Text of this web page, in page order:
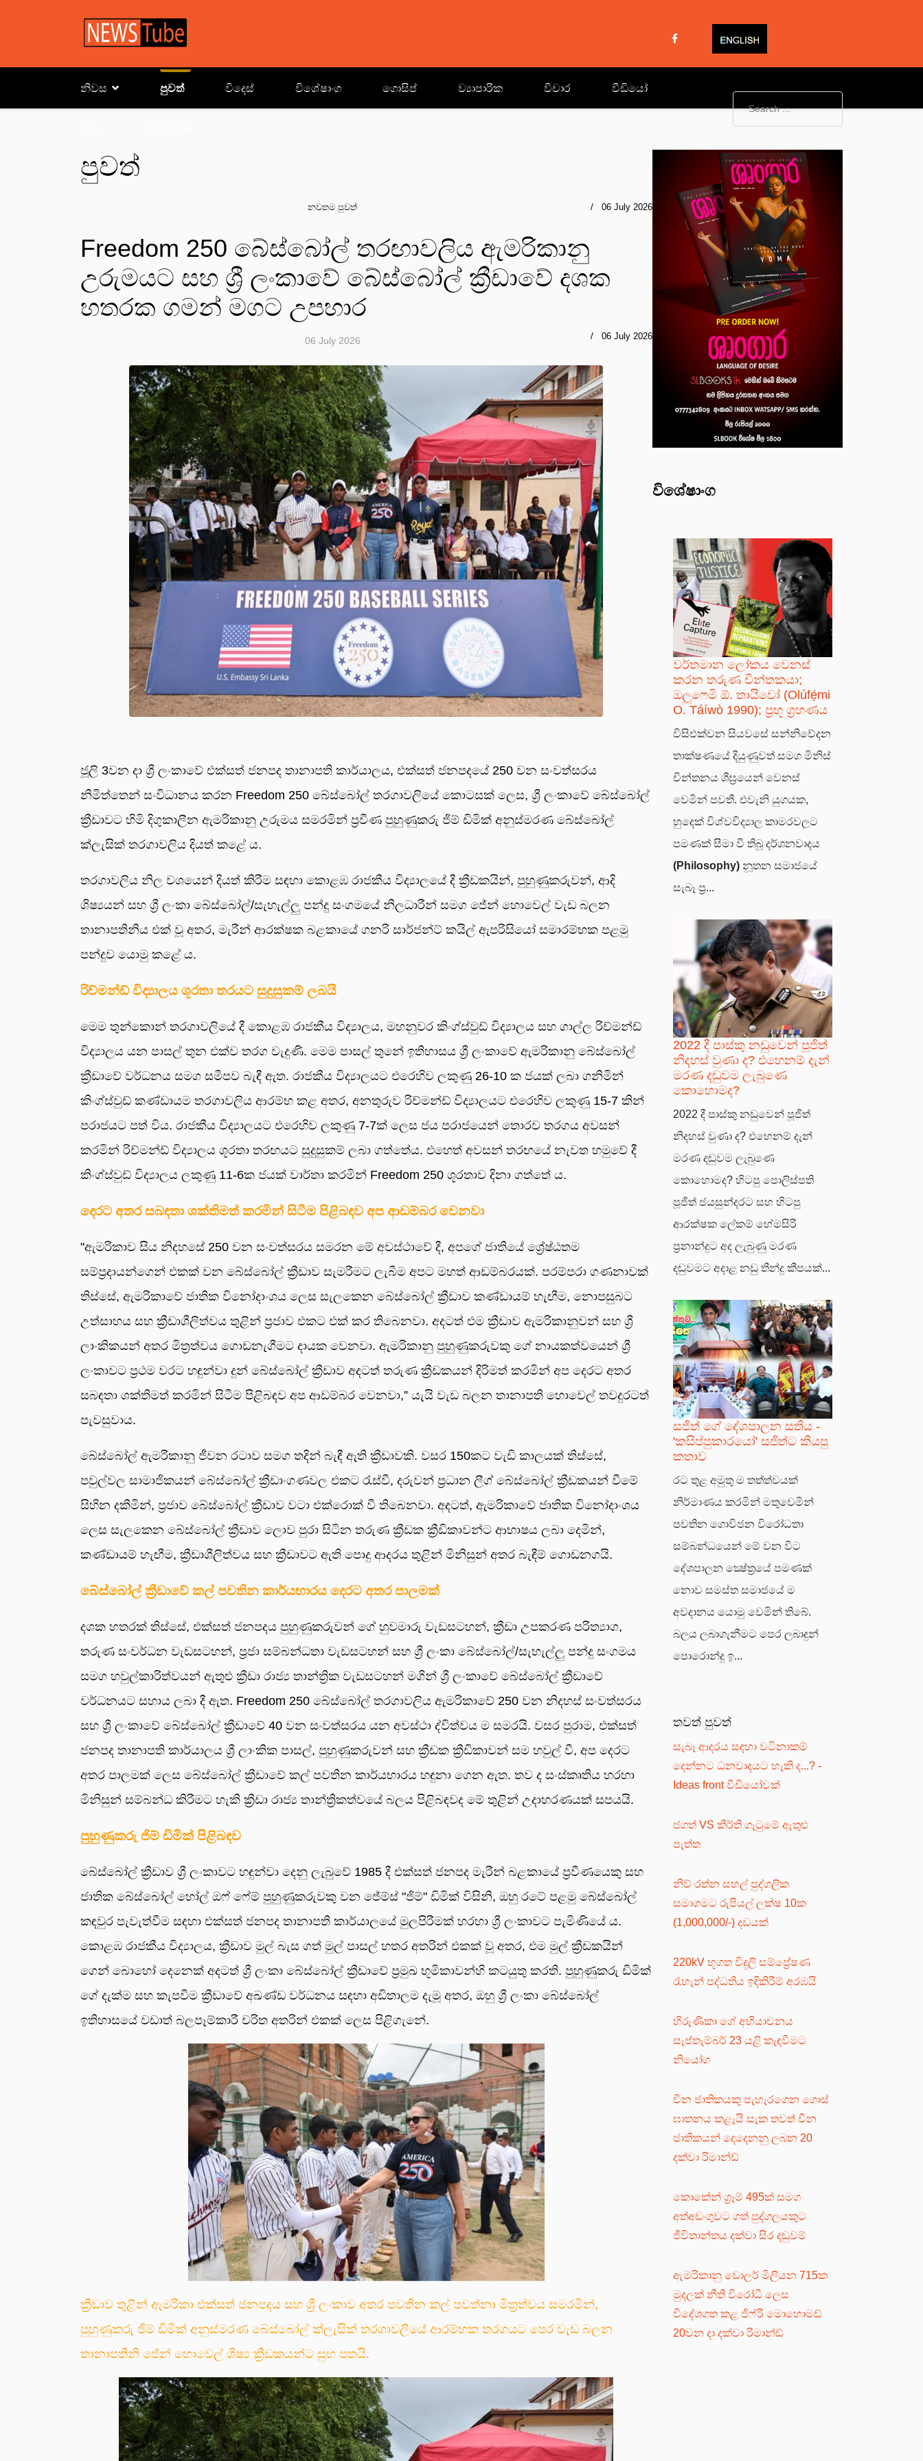
නිවස පුවත් විදෙස් විශේෂාංග ගොසිප් ව්‍යාපාරික විචාර වීඩියෝ
පුවත්
නවතම පුවත් 06 July 2026
Freedom 250 බේස්බෝල් තරඟාවලිය ඇමරිකානු
උරුමයට සහ ශ්‍රී ලංකාවේ බේස්බෝල් ක්‍රීඩාවේ දශක
හතරක ගමන් මගට උපහාර
06 July 2026 06 July 2026
ජූලි 3වන දා ශ්‍රී ලංකාවේ එක්සත් ජනපද තානාපති කාර්යාලය, එක්සත් ජනපදයේ 250 වන සංවත්සරය
නිමිත්තෙන් සංවිධානය කරන Freedom 250 බේස්බෝල් තරගාවලියේ කොටසක් ලෙස, ශ්‍රී ලංකාවේ බේස්බෝල්
ක්‍රීඩාවට හිමි දිගුකාලීන ඇමරිකානු උරුමය සමරමින් ප්‍රවීණ පුහුණුකරු ජිම් ඩිමික් අනුස්මරණ බේස්බෝල්
ක්ලැසික් තරගාවලිය දියත් කළේ ය.
තරගාවලිය නිල වශයෙන් දියත් කිරීම සඳහා කොළඹ රාජකීය විද්‍යාලයේ දී ක්‍රීඩකයින්, පුහුණුකරුවන්, ආදි
ශිෂ්‍යයන් සහ ශ්‍රී ලංකා බේස්බෝල්/සැහැල්ලු පන්දු සංගමයේ නිලධාරීන් සමග ජේන් හොවෙල් වැඩ බලන
තානාපතිනිය එක් වූ අතර, මැරීන් ආරක්ෂක බළකායේ ගනරි සාර්ජන්ට් කයිල් ඇපරිසියෝ සමාරම්භක පළමු
පන්දුව යොමු කළේ ය.
රිච්මන්ඩ් විද්‍යාලය ශූරතා තරයට සුදුසුකම් ලබයි
මෙම තුන්කොන් තරගාවලියේ දී කොළඹ රාජකීය විද්‍යාලය, මහනුවර කිංග්ස්වුඩ් විද්‍යාලය සහ ගාල්ල රිච්මන්ඩ්
විද්‍යාලය යන පාසල් තුන එක්ව තරග වැදුණි. මෙම පාසල් තුනේ ඉතිහාසය ශ්‍රී ලංකාවේ ඇමරිකානු බේස්බෝල්
ක්‍රීඩාවේ වර්ධනය සමග සමීපව බැඳී ඇත. රාජකීය විද්‍යාලයට එරෙහිව ලකුණු 26-10 ක ජයක් ලබා ගනිමින්
කිංග්ස්වුඩ් කණ්ඩායම තරගාවලිය ආරම්භ කළ අතර, අනතුරුව රිච්මන්ඩ් විද්‍යාලයට එරෙහිව ලකුණු 15-7 කින්
පරාජයට පත් විය. රාජකීය විද්‍යාලයට එරෙහිව ලකුණු 7-7ක් ලෙස ජය පරාජයෙන් තොරව තරගය අවසන්
කරමින් රිච්මන්ඩ් විද්‍යාලය ශූරතා තරඟයට සුදුසුකම් ලබා ගත්තේය. එහෙත් අවසන් තරඟයේ නැවත හමුවේ දී
කිංග්ස්වුඩ් විද්‍යාලය ලකුණු 11-6ක ජයක් වාර්තා කරමින් Freedom 250 ශූරතාව දිනා ගත්තේ ය.
දෙරට අතර සබඳතා ශක්තිමත් කරමින් සිටීම පිළිබඳව අප ආඩම්බර වෙනවා
"ඇමරිකාව සිය නිදහසේ 250 වන සංවත්සරය සමරන මේ අවස්ථාවේ දී, අපගේ ජාතියේ ශ්‍රේෂ්ඨතම
සම්ප්‍රදායන්ගෙන් එකක් වන බේස්බෝල් ක්‍රීඩාව සැමරීමට ලැබීම අපට මහත් ආඩම්බරයක්. පරම්පරා ගණනාවක්
තිස්සේ, ඇමරිකාවේ ජාතික විනෝදාංශය ලෙස සැලකෙන බේස්බෝල් ක්‍රීඩාව කණ්ඩායම් හැඟීම, නොපසුබට
උත්සාහය සහ ක්‍රීඩාශීලිත්වය තුළින් ප්‍රජාව එකට එක් කර තිබෙනවා. අදටත් එම ක්‍රීඩාව ඇමරිකානුවන් සහ ශ්‍රී
ලාංකිකයන් අතර මිත්‍රත්වය ගොඩනැගීමට දායක වෙනවා. ඇමරිකානු පුහුණුකරුවකු ගේ නායකත්වයෙන් ශ්‍රී
ලංකාවට ප්‍රථම වරට හඳුන්වා දුන් බේස්බෝල් ක්‍රීඩාව අදටත් තරුණ ක්‍රීඩකයන් දිරිමත් කරමින් අප දෙරට අතර
සබඳතා ශක්තිමත් කරමින් සිටීම පිළිබඳව අප ආඩම්බර වෙනවා,” යැයි වැඩ බලන තානාපති හොවෙල් තවදුරටත්
පැවසුවාය.
බේස්බෝල් ඇමරිකානු ජීවන රටාව සමග තදින් බැඳී ඇති ක්‍රීඩාවකි. වසර 150කට වැඩි කාලයක් තිස්සේ,
පවුල්වල සාමාජිකයන් බේස්බෝල් ක්‍රීඩාංගණවල එකට රැස්වී, දරුවන් ප්‍රධාන ලීග් බේස්බෝල් ක්‍රීඩකයන් වීමේ
සිහින දකිමින්, ප්‍රජාව බේස්බෝල් ක්‍රීඩාව වටා එක්රොක් වී තිබෙනවා. අදටත්, ඇමරිකාවේ ජාතික විනෝදාංශය
ලෙස සැලකෙන බේස්බෝල් ක්‍රීඩාව ලොව පුරා සිටින තරුණ ක්‍රීඩක ක්‍රීඩිකාවන්ට ආභාෂය ලබා දෙමින්,
කණ්ඩායම් හැඟීම, ක්‍රීඩාශීලිත්වය සහ ක්‍රීඩාවට ඇති පොදු ආදරය තුළින් මිනිසුන් අතර බැඳීම් ගොඩනගයි.
බේස්බෝල් ක්‍රීඩාවේ කල් පවතින කාර්යභාරය දෙරට අතර පාලමක්
දශක හතරක් තිස්සේ, එක්සත් ජනපදය පුහුණුකරුවන් ගේ හුවමාරු වැඩසටහන්, ක්‍රීඩා උපකරණ පරිත්‍යාග,
තරුණ සංවර්ධන වැඩසටහන්, ප්‍රජා සම්බන්ධතා වැඩසටහන් සහ ශ්‍රී ලංකා බේස්බෝල්/සැහැල්ලු පන්දු සංගමය
සමග හවුල්කාරිත්වයන් ඇතුළු ක්‍රීඩා රාජ්‍ය තාන්ත්‍රික වැඩසටහන් මගින් ශ්‍රී ලංකාවේ බේස්බෝල් ක්‍රීඩාවේ
වර්ධනයට සහාය ලබා දී ඇත. Freedom 250 බේස්බෝල් තරගාවලිය ඇමරිකාවේ 250 වන නිදහස් සංවත්සරය
සහ ශ්‍රී ලංකාවේ බේස්බෝල් ක්‍රීඩාවේ 40 වන සංවත්සරය යන අවස්ථා ද්විත්වය ම සමරයි. වසර පුරාම, එක්සත්
ජනපද තානාපති කාර්යාලය ශ්‍රී ලාංකික පාසල්, පුහුණුකරුවන් සහ ක්‍රීඩක ක්‍රීඩිකාවන් සම හවුල් වී, අප දෙරට
අතර පාලමක් ලෙස බේස්බෝල් ක්‍රීඩාවේ කල් පවතින කාර්යභාරය හඳුනා ගෙන ඇත. තව ද සංස්කෘතිය හරහා
මිනිසුන් සම්බන්ධ කිරීමට හැකි ක්‍රීඩා රාජ්‍ය තාන්ත්‍රිකත්වයේ බලය පිළිබඳවද මේ තුළින් උදාහරණයක් සපයයි.
පුහුණුකරු ජිම් ඩිමික් පිළිබඳව
බේස්බෝල් ක්‍රීඩාව ශ්‍රී ලංකාවට හඳුන්වා දෙනු ලැබුවේ 1985 දී එක්සත් ජනපද මැරීන් බළකායේ ප්‍රවීණයෙකු සහ
ජාතික බේස්බෝල් හෝල් ඔෆ් ෆේම් පුහුණුකරුවකු වන ජේම්ස් "ජිම්" ඩිමික් විසිනි, ඔහු රටේ පළමු බේස්බෝල්
කඳවුර පැවැත්වීම සඳහා එක්සත් ජනපද තානාපති කාර්යාලයේ මුලපිරීමක් හරහා ශ්‍රී ලංකාවට පැමිණියේ ය.
කොළඹ රාජකීය විද්‍යාලය, ක්‍රීඩාව මුල් බැස ගත් මුල් පාසල් හතර අතරින් එකක් වූ අතර, එම මුල් ක්‍රීඩකයින්
ගෙන් බොහෝ දෙනෙක් අදටත් ශ්‍රී ලංකා බේස්බෝල් ක්‍රීඩාවේ ප්‍රමුඛ භූමිකාවන්හි කටයුතු කරති. පුහුණුකරු ඩිමික්
ගේ දැක්ම සහ කැපවීම ක්‍රීඩාවේ අඛණ්ඩ වර්ධනය සඳහා අඩිතාලම දැමූ අතර, ඔහු ශ්‍රී ලංකා බේස්බෝල්
ඉතිහාසයේ වඩාත් බලපෑම්කාරී චරිත අතරින් එකක් ලෙස පිළිගැනේ.
ක්‍රීඩාව තුළින් ඇමරිකා එක්සත් ජනපදය සහ ශ්‍රී ලංකාව අතර පවතින කල් පවත්නා මිත්‍රත්වය සමරමින්,
පුහුණුකරු ජිම් ඩිමික් අනුස්මරණ බේස්බෝල් ක්ලැසික් තරගාවලියේ ආරම්භක තරගයට පෙර වැඩ බලන
තානාපතිනි ජේන් හොවෙල් ශිෂ්‍ය ක්‍රීඩකයන්ට සුභ පතයි.
විශේෂාංග
වර්තමාන ලෝකය වෙනස්
කරන තරුණ චින්තකයා;
ඔලූෆෙමි ඕ. තායිවෝ (Olúfẹ́mi
O. Táíwò 1990); ප්‍රභූ ග්‍රහණය
විසිඑක්වන සියවසේ සන්නිවේදන
තාක්ෂණයේ දියුණුවත් සමග මිනිස්
චින්තනය ශීඝ්‍රයෙන් වෙනස්
වෙමින් පවතී. එවැනි යුගයක,
හුදෙක් විශ්වවිද්‍යාල කාමරවලට
පමණක් සීමා වී තිබූ දර්ශනවාදය
(Philosophy)නූතන සමාජයේ
සැබෑ ප්‍ර...
2022 දී පාස්කු නඩුවෙන් පූජිත්
නිදහස් වුණා ද? එහෙනම් දැන්
මරණ දඬුවම ලැබුණෙ
කොහොමද?
2022 දී පාස්කු නඩුවෙන් පූජිත්
නිදහස් වුණා ද? එහෙනම් දැන්
මරණ දඬුවම ලැබුණෙ
කොහොමද? හිටපු පොලිස්පති
පූජිත් ජයසුන්දරට සහ හිටපු
ආරක්ෂක ලේකම් හේමසිරි
ප්‍රනාන්දුට අද ලැබුණු මරණ
දඬුවමට අදාළ නඩු තීන්දු කීපයක්...
සජිත් ගේ දේශපාලන සතිය -
'කසිප්පුකාරයෝ' සජිත්ට කියපු
කතාව
රට තුළ අමුතු ම තත්ත්වයක්
නිර්මාණය කරමින් මතුවෙමින්
පවතින ගොවිජන විරෝධතා
සම්බන්ධයෙන් මේ වන විට
දේශපාලන ක්‍ෂේත්‍රයේ පමණක්
නොව සමස්ත සමාජයේ ම
අවදානය යොමු වෙමින් තිබේ.
බලය ලබාගැනීමට පෙර ලබාදුන්
පොරොන්දු ඉ...
තවත් පුවත්
සැබෑ ආදරය සඳහා වටිනාකම්
දෙන්නට ධනවාදයට හැකි ද...? -
Ideas front වීඩියෝවක්
ජගත් VS කීර්ති ගැටුමේ ඇතුළු
පැත්ත
නිව් රත්න සහල් පුද්ගලික
සමාගමට රුපියල් ලක්ෂ 10ක
(1,000,000/-) දඩයක්
220kV භූගත විදුලි සම්ප්‍රේෂණ
රැහැන් පද්ධතිය ඉදිකිරීම් අරඹයි
හිරුණිකා ගේ අභියාචනය
සැප්තැම්බර් 23 යළි කැඳවීමට
නියෝග
චීන ජාතිකයකු පැහැරගෙන ගොස්
ඝාතනය කළැයි සැක තවත් චීන
ජාතිකයන් දෙදෙනනු ලබන 20
දක්වා රිමාන්ඩ්
කොකේන් ග්‍රෑම් 495ක් සමග
අත්අඩංගුවට ගත් පුද්ගලයකුට
ජීවිතාන්තය දක්වා සිර දඬුවම්
ඇමරිකානු ඩොලර් මිලියන 715ක
මුදලක් නීති විරෝධී ලෙස
විදේශගත කළ ජිෆ්රි මොහොමඩ්
20වන දා දක්වා රිමාන්ඩ්